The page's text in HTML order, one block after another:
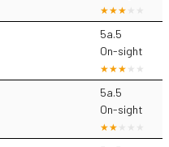
5a.5
On-sight
5a.5
On-sight